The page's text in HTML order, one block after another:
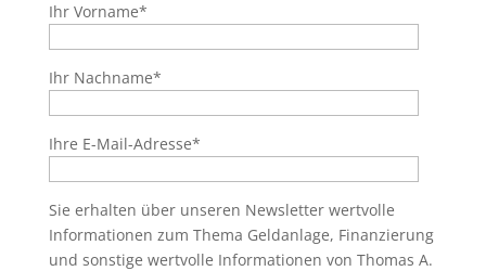
Ihr Vorname*
Ihr Nachname*
Ihre E-Mail-Adresse*
Sie erhalten über unseren Newsletter wertvolle
Informationen zum Thema Geldanlage, Finanzierung
und sonstige wertvolle Informationen von Thomas A.